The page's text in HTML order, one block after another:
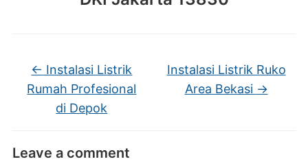
← Instalasi Listrik
Rumah Profesional
di Depok
Instalasi Listrik Ruko
Area Bekasi →
Leave a comment